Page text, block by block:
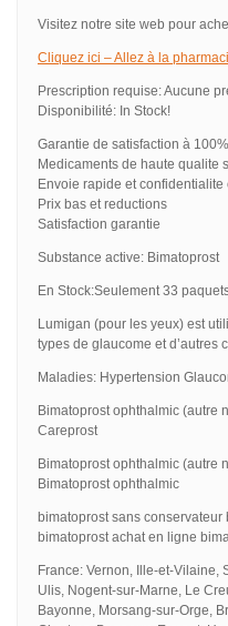
Visitez notre site web pour
Cliquez ici – Allez à la
Prescription requise: Aucune
Disponibilité: In Stock!
Garantie de satisfaction à 100%
Medicaments de haute qualite
Envoie rapide et confidentialite
Prix bas et reductions
Satisfaction garantie
Substance active: Bimatoprost
En Stock:Seulement 33
Lumigan (pour les yeux) est
types de glaucome et d’autres
Maladies: Hypertension
Bimatoprost ophthalmic (autre
Careprost
Bimatoprost ophthalmic (autre
Bimatoprost ophthalmic
bimatoprost sans
bimatoprost achat en ligne
France: Vernon, Ille-et-Vilaine,
Ulis, Nogent-sur-Marne, Le
Bayonne, Morsang-sur-Orge,